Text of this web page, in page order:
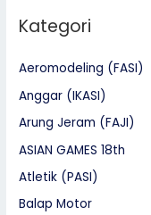
Kategori
Aeromodeling (FASI)
Anggar (IKASI)
Arung Jeram (FAJI)
ASIAN GAMES 18th
Atletik (PASI)
Balap Motor